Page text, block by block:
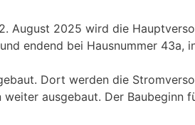
August 2025 wird die
endend bei Hausnummer 43a,
Dort werden die
ausgebaut. Der Baubeginn